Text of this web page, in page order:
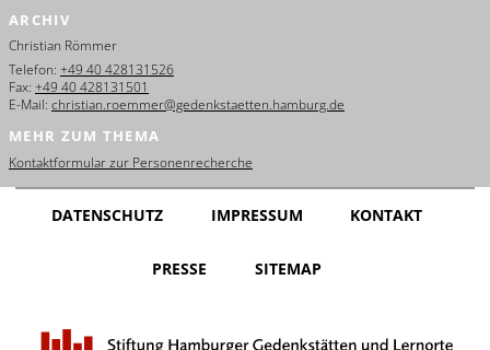
Français
Dansk
Español
Nederlands
ARCHIV
Christian Römmer
Telefon: +49 40 428131526
Fax: +49 40 428131501
E-Mail: christian.roemmer@gedenkstaetten.hamburg.de
MEHR ZUM THEMA
Kontaktformular zur Personenrecherche
DATENSCHUTZ IMPRESSUM KONTAKT
PRESSE SITEMAP